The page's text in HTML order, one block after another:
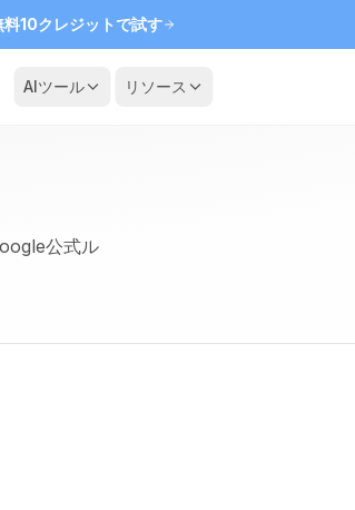
料10クレジットで試す
AIツール リソース
公式ル